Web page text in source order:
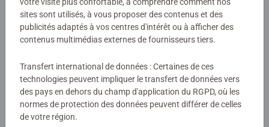
Rédiger une évaluation
Consignes d'évaluation
sites sont utilisés, à vous proposer des contenus et des
publicités adaptés à vos centres d'intérêt ou à afficher des
contenus multimédias externes de fournisseurs tiers.
Transfert international de données : Certaines de ces
technologies peuvent impliquer le transfert de données vers
des pays en dehors du champ d'application du RGPD, où les
normes de protection des données peuvent différer de celles
de votre région.